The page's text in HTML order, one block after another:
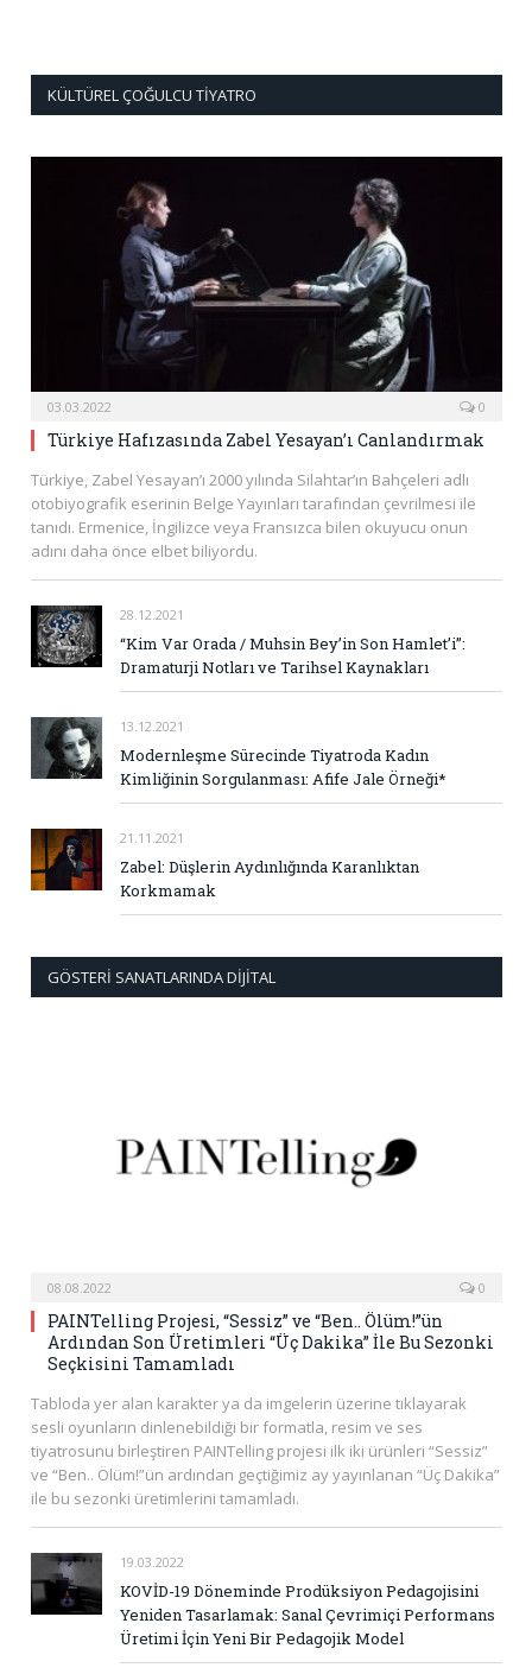
KÜLTÜREL ÇOĞULCU TIYATRO
03.03.2022 0
Türkiye Hafızasında Zabel Yesayan’ı Canlandırmak
Türkiye, Zabel Yesayan’ı 2000 yılında Silahtar’ın Bahçeleri adlı
otobiyografik eserinin Belge Yayınları tarafından çevrilmesi ile
tanıdı. Ermenice, İngilizce veya Fransızca bilen okuyucu onun
adını daha önce elbet biliyordu.
28.12.2021
“Kim Var Orada / Muhsin Bey’in Son Hamlet’i”:
Dramaturji Notları ve Tarihsel Kaynakları
13.12.2021
Modernleşme Sürecinde Tiyatroda Kadın
Kimliğinin Sorgulanması: Afife Jale Örneği*
21.11.2021
Zabel: Düşlerin Aydınlığında Karanlıktan
Korkmamak
GÖSTERI SANATLARINDA DIJITAL
08.08.2022 0
PAINTelling Projesi, “Sessiz” ve “Ben.. Ölüm!”ün
Ardından Son Üretimleri “Üç Dakika” İle Bu Sezonki
Seçkisini Tamamladı
Tabloda yer alan karakter ya da imgelerin üzerine tıklayarak
sesli oyunların dinlenebildiği bir formatla, resim ve ses
tiyatrosunu birleştiren PAINTelling projesi ilk iki ürünleri “Sessiz”
ve “Ben.. Ölüm!”ün ardından geçtiğimiz ay yayınlanan “Üç Dakika”
ile bu sezonki üretimlerini tamamladı.
19.03.2022
KOVİD-19 Döneminde Prodüksiyon Pedagojisini
Yeniden Tasarlamak: Sanal Çevrimiçi Performans
Üretimi İçin Yeni Bir Pedagojik Model